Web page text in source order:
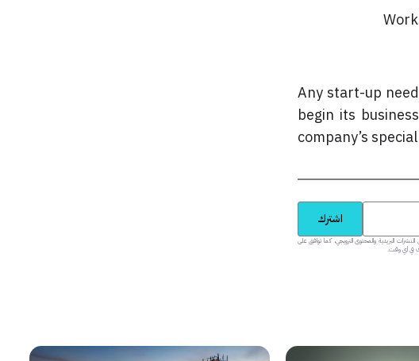
Any start-up
begin its
company’s
اشترك
عن 18 عاماً وتوافق على تلقي النشرات البريدية والمحتوى الترويجي، كما توافق على
في أي وقت.